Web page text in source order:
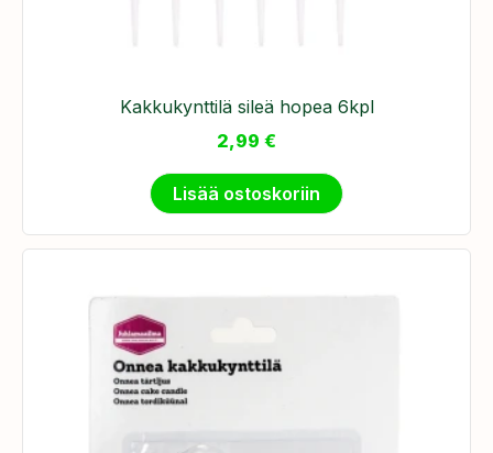
Kakkukynttilä sileä hopea 6kpl
2,99 €
Lisää ostoskoriin